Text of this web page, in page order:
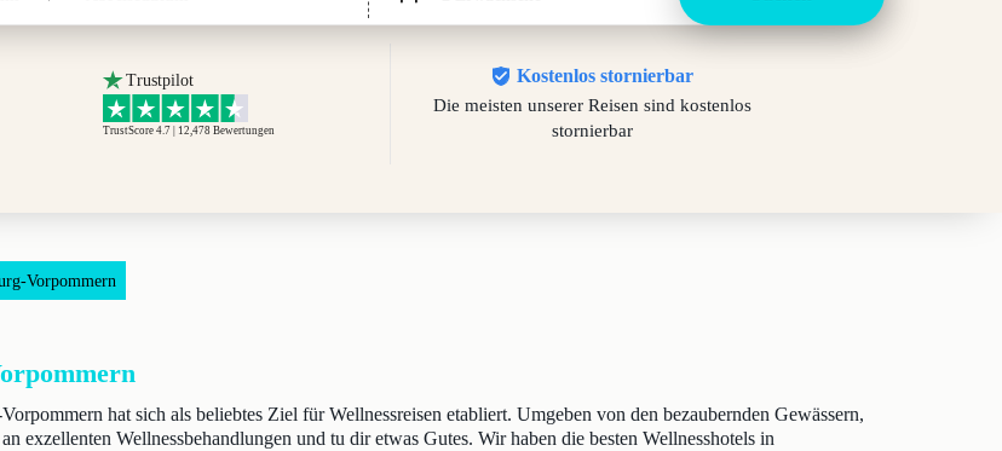
Trustpilot
TrustScore 4.7 | 12,478 Bewertungen
Kostenlos stornierbar
Die meisten unserer Reisen sind kostenlos
stornierbar
Vorpommern
hat sich als beliebtes Ziel für Wellnessreisen etabliert. Umgeben von den bezaubernden Gewässern,
exzellenten Wellnessbehandlungen und tu dir etwas Gutes. Wir haben die besten Wellnesshotels in